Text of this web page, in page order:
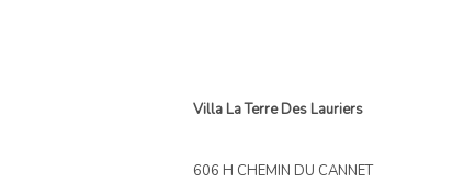
Villa La Terre Des Lauriers
606 H CHEMIN DU CANNET